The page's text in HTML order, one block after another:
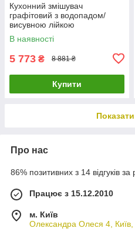
Кухонний змішувач
графітовий з водопадом/
висувною лійкою
нержавіючий Nett OG-38
В наявності
5 773 ₴ 8 881 ₴
Купити
Про нас
86% позитивних з 14 відгуків за
Працює з 15.12.2010
м. Київ
Олександра Олеся 4, Київ,